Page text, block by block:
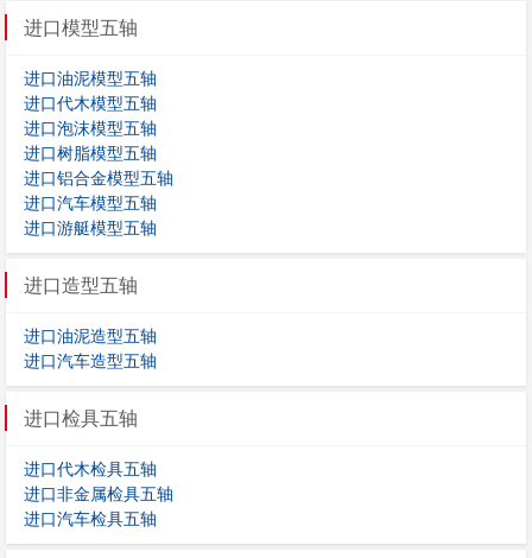
进口模型五轴
进口油泥模型五轴
进口代木模型五轴
进口泡沫模型五轴
进口树脂模型五轴
进口铝合金模型五轴
进口汽车模型五轴
进口游艇模型五轴
进口造型五轴
进口油泥造型五轴
进口汽车造型五轴
进口检具五轴
进口代木检具五轴
进口非金属检具五轴
进口汽车检具五轴